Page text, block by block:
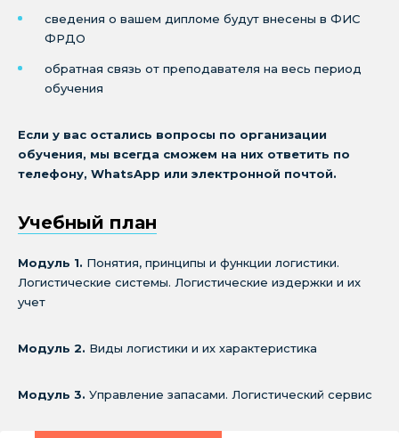
сведения о вашем дипломе будут внесены в ФИС
ФРДО
обратная связь от преподавателя на весь период
обучения
Если у вас остались вопросы по организации
обучения, мы всегда сможем на них ответить по
телефону, WhatsApp или электронной почтой.
Учебный план
Модуль 1. Понятия, принципы и функции логистики.
Логистические системы. Логистические издержки и их
учет
Модуль 2. Виды логистики и их характеристика
Модуль 3. Управление запасами. Логистический сервис